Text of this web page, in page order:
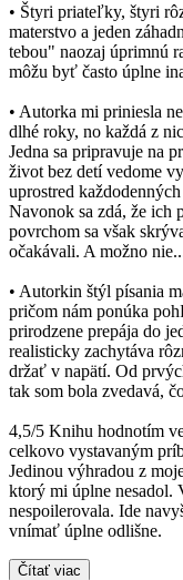
• Štyri priateľky, štyri
materstvo a jeden
tebou" naozaj úprimnú
môžu byť často úplne
• Autorka mi priniesla
dlhé roky, no každá z
Jedna sa pripravuje na
život bez detí vedome
uprostred
Navonok sa zdá, že ich
povrchom sa však
očakávali. A možno
• Autorkin štýl písania
pričom nám ponúka
prirodzene prepája do
realisticky zachytáva
držať v napätí. Od
tak som bola zvedavá,
4,5/5 Knihu hodnotím
celkovo vystavaným
Jedinou výhradou z
ktorý mi úplne nesadol.
nespoilerovala. Ide
vnímať úplne odlišne.
Čítať viac